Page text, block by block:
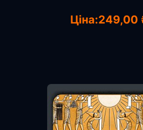
Ціна:249,00